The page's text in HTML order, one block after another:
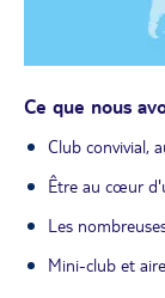
Ce que nous
Club convivial,
Être au cœur
Les
Mini-club et